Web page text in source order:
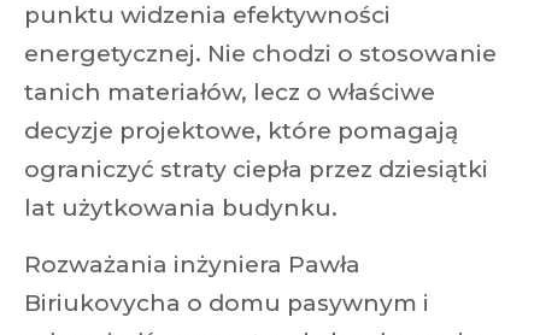
punktu widzenia efektywności
energetycznej. Nie chodzi o stosowanie
tanich materiałów, lecz o właściwe
decyzje projektowe, które pomagają
ograniczyć straty ciepła przez dziesiątki
lat użytkowania budynku.
Rozważania inżyniera Pawła
Biriukovycha o domu pasywnym i